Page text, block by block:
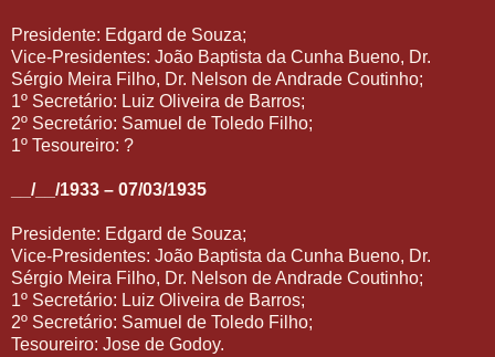
Presidente: Edgard de Souza;
Vice-Presidentes: João Baptista da Cunha Bueno, Dr.
Sérgio Meira Filho, Dr. Nelson de Andrade Coutinho;
1º Secretário: Luiz Oliveira de Barros;
2º Secretário: Samuel de Toledo Filho;
1º Tesoureiro: ?
__/__/1933 – 07/03/1935
Presidente: Edgard de Souza;
Vice-Presidentes: João Baptista da Cunha Bueno, Dr.
Sérgio Meira Filho, Dr. Nelson de Andrade Coutinho;
1º Secretário: Luiz Oliveira de Barros;
2º Secretário: Samuel de Toledo Filho;
Tesoureiro: Jose de Godoy.